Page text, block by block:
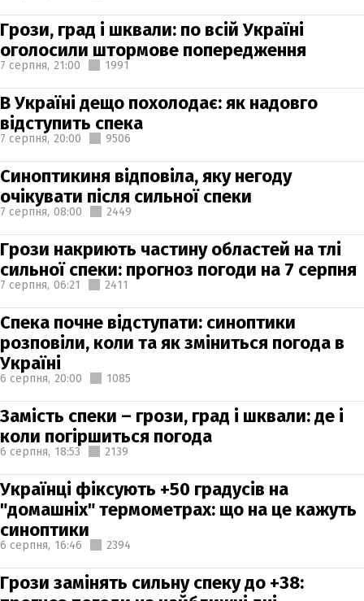
Грози, град і шквали: по всій Україні
оголосили штормове попередження
7 серпня, 21:00 1991
В Україні дещо похолодає: як надовго
відступить спека
7 серпня, 20:00 9506
Синоптикиня відповіла, яку негоду
очікувати після сильної спеки
7 серпня, 08:00 2449
Грози накриють частину областей на тлі
сильної спеки: прогноз погоди на 7 серпня
7 серпня, 06:21 2411
Спека почне відступати: синоптики
розповіли, коли та як зміниться погода в
Україні
6 серпня, 20:00 1085
Замість спеки – грози, град і шквали: де і
коли погіршиться погода
6 серпня, 18:53 2139
Українці фіксують +50 градусів на
"домашніх" термометрах: що на це кажуть
синоптики
6 серпня, 16:46 2394
Грози замінять сильну спеку до +38: